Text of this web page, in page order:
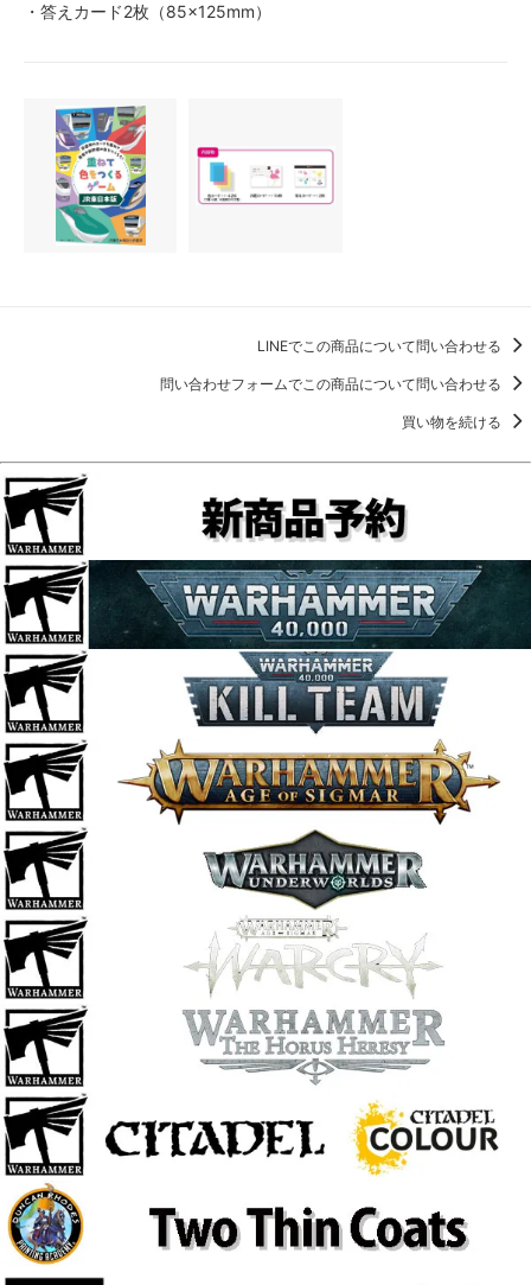
・答えカード2枚（85×125mm）
LINEでこの商品について問い合わせる
問い合わせフォームでこの商品について問い合わせる
買い物を続ける